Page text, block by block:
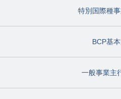
特別国際種
BCP基
一般事業主